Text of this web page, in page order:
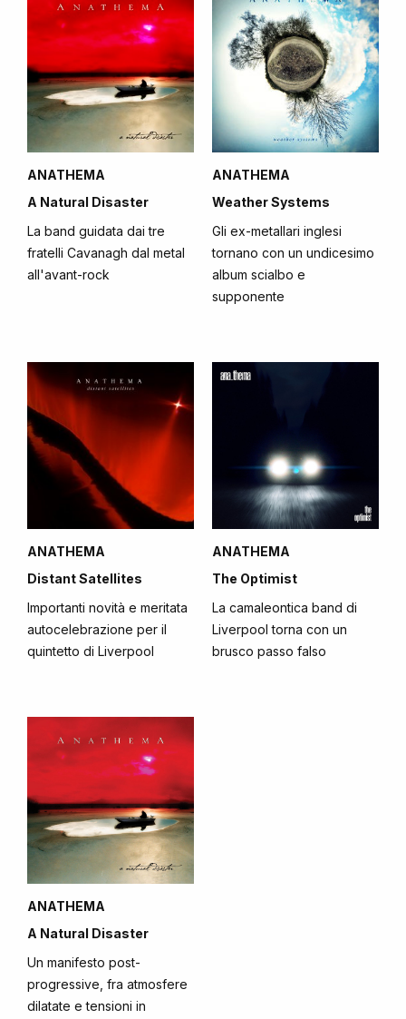
ANATHEMA
A Natural Disaster
La band guidata dai tre
fratelli Cavanagh dal metal
all'avant-rock
ANATHEMA
Weather Systems
Gli ex-metallari inglesi
tornano con un undicesimo
album scialbo e
supponente
ANATHEMA
Distant Satellites
Importanti novità e meritata
autocelebrazione per il
quintetto di Liverpool
ANATHEMA
The Optimist
La camaleontica band di
Liverpool torna con un
brusco passo falso
ANATHEMA
A Natural Disaster
Un manifesto post-
progressive, fra atmosfere
dilatate e tensioni in